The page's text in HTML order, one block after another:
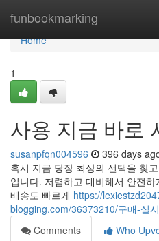
funbookmarking
Home
Home
1
사용 지금 바로
susanpfqn004596 396 days
혹시 지금 당장 최상의 선택을 찾
입니다. 저렴하고 대비해서 안전
배송도 빠르게 https://
blogging.com/36373210/구매-실
Comments
Who